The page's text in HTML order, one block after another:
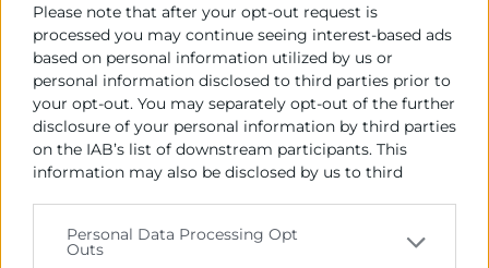
Please note that after your opt-out request is
processed you may continue seeing interest-based ads
based on personal information utilized by us or
personal information disclosed to third parties prior to
your opt-out. You may separately opt-out of the further
disclosure of your personal information by third parties
on the IAB’s list of downstream participants. This
information may also be disclosed by us to third
Please note that this website/app uses one or more
Personal Data Processing Opt
Outs
5. Transformación digital
Definición y fases de la transformación
digital
Cómo afrontar un proceso de
transformación digital.
digital.